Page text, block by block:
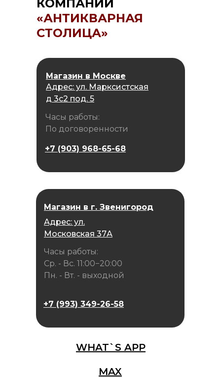
КОМПАНИИ
«АНТИКВАРНАЯ
СТОЛИЦА»
Магазин в Москве
Адрес: ул. Марксистская
д 3с2 под. 5
Часы работы:
По договоренности
MAX
WHAT`S APP
Часы работы:
Ср. - Вс. 11:00−20:00
Пн. - Вт. - выходной
Магазин в г. Звенигород
Адрес: ул.
Московская 37А
+7 (993) 349-26-58
+7 (903) 968-65-68